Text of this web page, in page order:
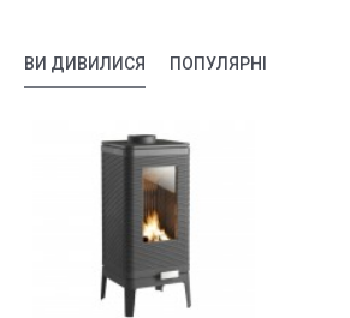
ВИ ДИВИЛИСЯ ПОПУЛЯРНІ